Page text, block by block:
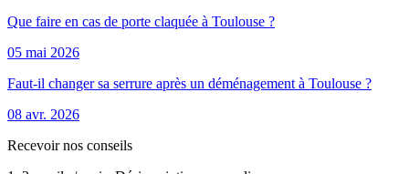
Que faire en cas de porte claquée à Toulouse ?
05 mai 2026
Faut-il changer sa serrure après un déménagement à Toulouse ?
08 avr. 2026
Recevoir nos conseils